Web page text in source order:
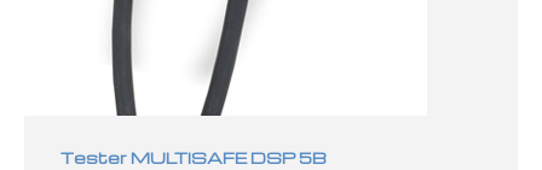
Tester MULTISAFE DSP 5B